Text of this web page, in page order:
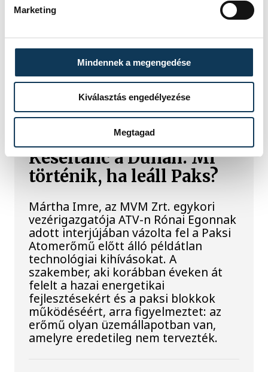
Marketing
Mindennek a megengedése
Kiválasztás engedélyezése
Megtagad
A folyó rekordalacsony vízállása miatt
egy csaknem komplett, II.
világháborús német DKW NZ 350-1
motorkerékpárbukkant elő a
Batthyány téri rakpart sziklái alól,
máshol pedig egy közel féltonnás brit
akna került elő.
Késéltánc a Dunán: Mi
történik, ha leáll Paks?
Mártha Imre, az MVM Zrt. egykori
vezérigazgatója ATV-n Rónai Egonnak
adott interjújában vázolta fel a Paksi
Atomerőmű előtt álló példátlan
technológiai kihívásokat. A
szakember, aki korábban éveken át
felelt a hazai energetikai
fejlesztésekért és a paksi blokkok
működéséért, arra figyelmeztet: az
erőmű olyan üzemállapotban van,
amelyre eredetileg nem tervezték.